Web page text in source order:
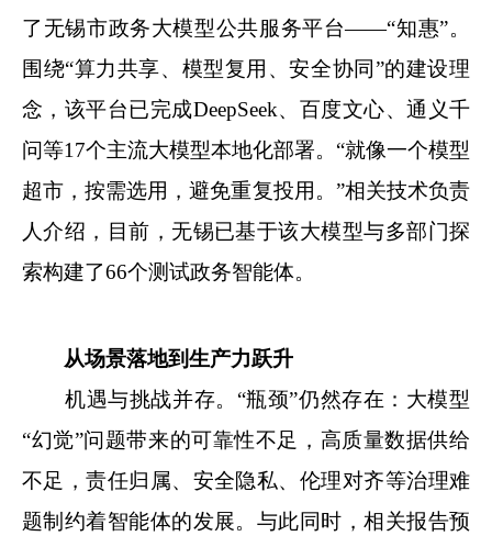
了无锡市政务大模型公共服务平台——“知惠”。
围绕“算力共享、模型复用、安全协同”的建设理
念，该平台已完成DeepSeek、百度文心、通义千
问等17个主流大模型本地化部署。“就像一个模型
超市，按需选用，避免重复投用。”相关技术负责
人介绍，目前，无锡已基于该大模型与多部门探
索构建了66个测试政务智能体。
从场景落地到生产力跃升
机遇与挑战并存。“瓶颈”仍然存在：大模型
“幻觉”问题带来的可靠性不足，高质量数据供给
不足，责任归属、安全隐私、伦理对齐等治理难
题制约着智能体的发展。与此同时，相关报告预